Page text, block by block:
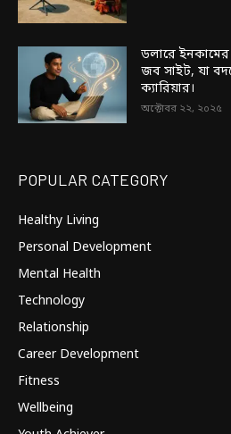
ডলারে ইনকামের
জব সাইট, যা
ক্যারিয়ার।
অক্টোবর ২২, ২০২৫
POPULAR CATEGORY
Healthy Living
Personal Development
Mental Health
Technology
Relationship
Career Development
Fitness
Wellbeing